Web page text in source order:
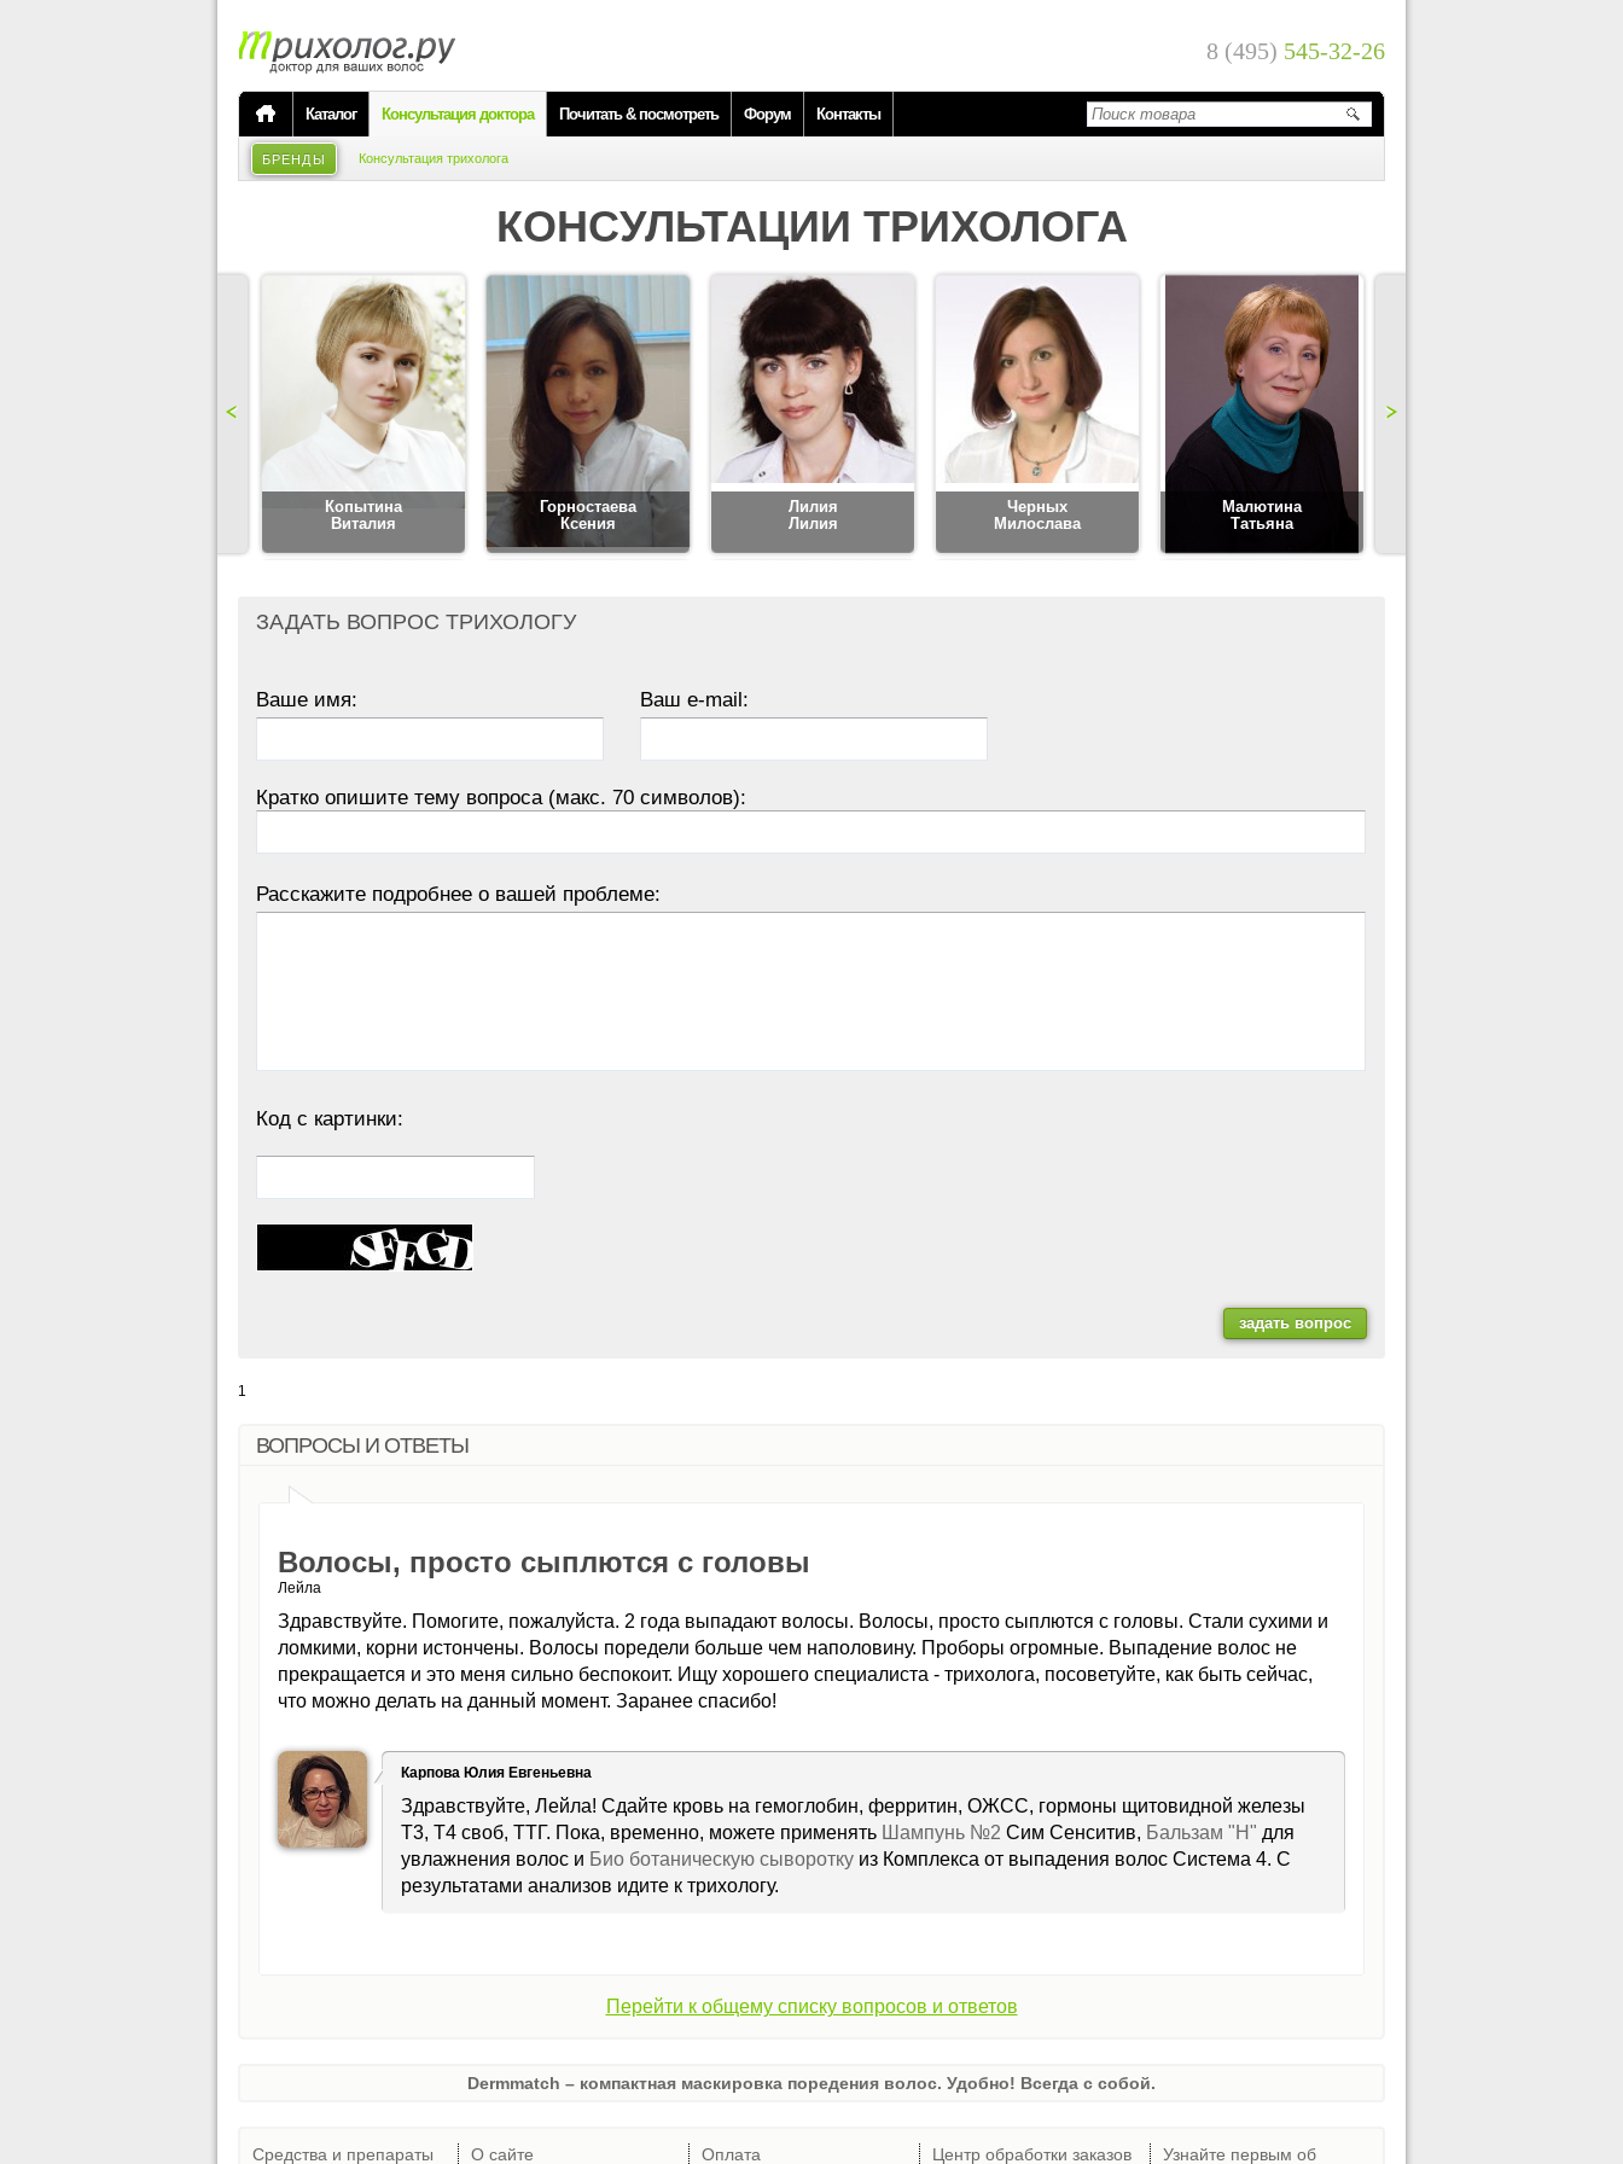
8 (495) 545-32-26
Каталог Консультация доктора Почитать & посмотреть Форум Контакты
БРЕНДЫ Консультация трихолога
КОНСУЛЬТАЦИИ ТРИХОЛОГА
Копытина
Виталия
Горностаева
Ксения
Лилия
Лилия
Черных
Милослава
Малютина
Татьяна
ЗАДАТЬ ВОПРОС ТРИХОЛОГУ
Ваше имя: Ваш e-mail:
Кратко опишите тему вопроса (макс. 70 символов):
Расскажите подробнее о вашей проблеме:
Код с картинки:
1
ВОПРОСЫ И ОТВЕТЫ
Волосы, просто сыплются с головы
Лейла
Здравствуйте. Помогите, пожалуйста. 2 года выпадают волосы. Волосы, просто сыплются с головы. Стали сухими и
ломкими, корни истончены. Волосы поредели больше чем наполовину. Проборы огромные. Выпадение волос не
прекращается и это меня сильно беспокоит. Ищу хорошего специалиста - трихолога, посоветуйте, как быть сейчас,
что можно делать на данный момент. Заранее спасибо!
Карпова Юлия Евгеньевна
Здравствуйте, Лейла! Сдайте кровь на гемоглобин, ферритин, ОЖСС, гормоны щитовидной железы
Т3, Т4 своб, ТТГ. Пока, временно, можете применять Шампунь №2 Сим Сенситив, Бальзам "Н" для
увлажнения волос и Био ботаническую сыворотку из Комплекса от выпадения волос Система 4. С
результатами анализов идите к трихологу.
Перейти к общему списку вопросов и ответов
Dermmatch – компактная маскировка поредения волос. Удобно! Всегда с собой.
Средства и препараты О сайте Оплата Центр обработки заказов Узнайте первым об